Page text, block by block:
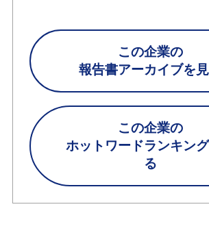
この企業の
報告書アーカイブを
この企業の
ホットワードランキン
る